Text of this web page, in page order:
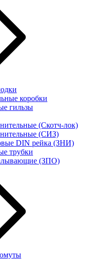
коробки
гильзы
(Скотч-лок)
(СИЗ)
DIN рейка (ЗНИ)
трубки
(ЗПО)